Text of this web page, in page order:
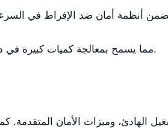
أنظمة أمان ضد الإفراط في
سعتها القصوى هي 750 mlx4، مما يسمح بمعالجة كميات كبيرة في دفعة واحدة.
الهادئ، وميزات الأمان